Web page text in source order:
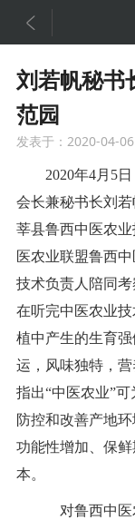

刘若帆秘书
范园
发表于：2020-04-06
2020年4月 5日
会长兼秘书长刘
莘县鲁西中医农业
医农业联盟鲁西
技术负责人陪同
在听完中医农业
植中产生的生育
运，风味独特，营
指出“中医农业”
防控和改善产地
功能性增加、保
本。
对鲁西中